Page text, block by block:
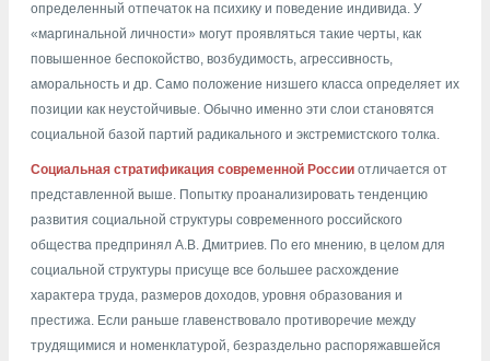
определенный отпечаток на психику и поведение индивида. У
«маргинальной личности» могут проявляться такие черты, как
повышенное беспокойство, возбудимость, агрессивность,
аморальность и др. Само положение низшего класса определяет их
позиции как неустойчивые. Обычно именно эти слои становятся
социальной базой партий радикального и экстремистского толка.
Социальная стратификация современной России отличается от
представленной выше. Попытку проанализировать тенденцию
развития социальной структуры современного российского
общества предпринял А.В. Дмитриев . По его мнению, в целом для
социальной структуры присуще все большее расхождение
характера труда, размеров доходов, уровня образования и
престижа. Если раньше главенствовало противоречие между
трудящимися и номенклатурой, безраздельно распоряжавшейся